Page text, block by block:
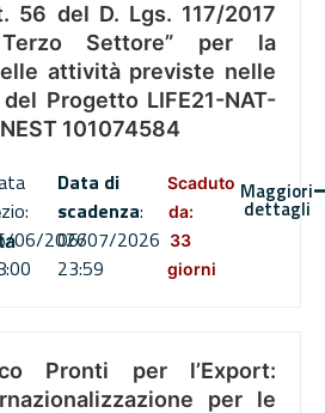
56 del D. Lgs. 117/2017
Settore” per la
attività previste nelle
Progetto LIFE21-NAT-
101074584
06/2026
Data di
scadenza:
06/07/2026
23:59
Scaduto
da:
33
giorni
Maggiori
dettagli
Pronti per l’Export:
per le